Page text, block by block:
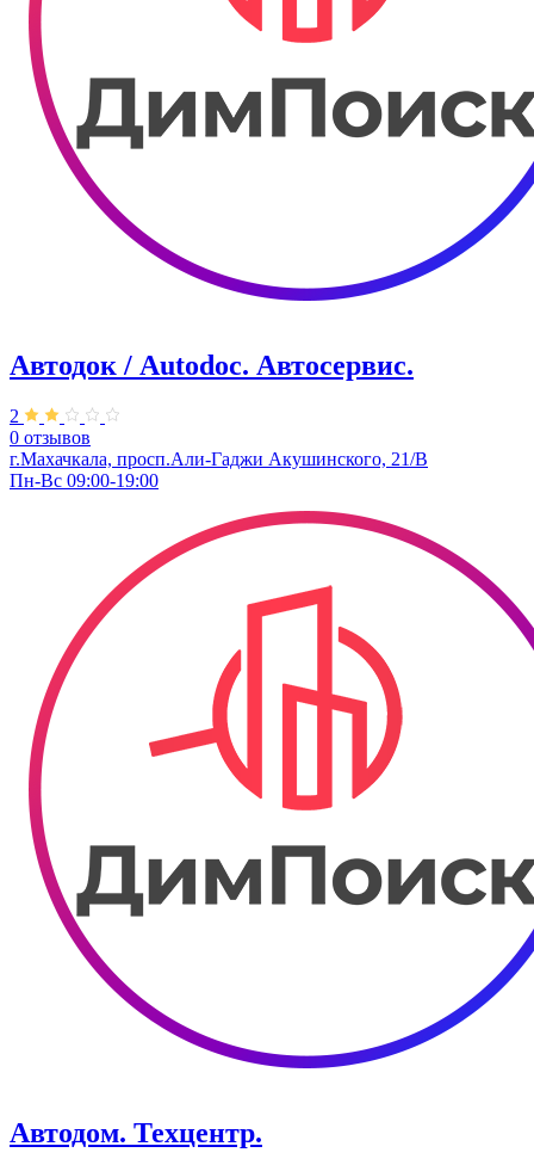
Автодок / Autodoc. Автосервис.
2
0 отзывов
г.Махачкала, просп.Али-Гаджи Акушинского, 21/В
Пн-Вс 09:00-19:00
Автодом. Техцентр.